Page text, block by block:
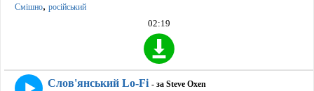
Смішно, російський
02:19
Слов'янський Lo-Fi - за Steve Oxen